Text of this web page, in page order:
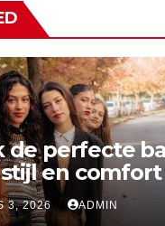
de perfecte
en comfort
damesmode
3, 2026 ADMIN